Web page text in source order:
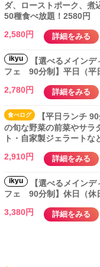
ダ、ローストポーク、煮
50種食べ放題！2580円
2,580円
詳細をみる
ikyu
【選べるメイン
フェ 90分制】平日（平
2,780円
詳細をみる
食べログ
【平日ランチ
の旬な野菜の前菜やサラ
ト・自家製ジェラート
2,910円
詳細をみる
ikyu
【選べるメイン
フェ 90分制】休日（休
3,380円
詳細をみる